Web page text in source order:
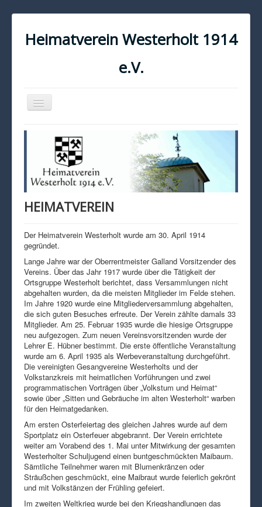
Heimatverein Westerholt 1914
e.V.
Navigation
an/aus
KONTAKT
IMPRESSUM
DATENSCHUTZ
HEIMATVEREIN
Der Heimatverein Westerholt wurde am 30. April 1914
gegründet.
Lange Jahre war der Oberrentmeister Galland Vorsitzender des
Vereins. Über das Jahr 1917 wurde über die Tätigkeit der
Ortsgruppe Westerholt berichtet, dass Versammlungen nicht
abgehalten wurden, da die meisten Mitglieder im Felde stehen.
Im Jahre 1920 wurde eine Mitgliederversammlung abgehalten,
die sich guten Besuches erfreute. Der Verein zählte damals 33
Mitglieder. Am 25. Februar 1935 wurde die hiesige Ortsgruppe
neu aufgezogen. Zum neuen Vereinsvorsitzenden wurde der
Lehrer E. Hübner bestimmt. Die erste öffentliche Veranstaltung
wurde am 6. April 1935 als Werbeveranstaltung durchgeführt.
Die vereinigten Gesangvereine Westerholts und der
Volkstanzkreis mit heimatlichen Vorführungen und zwei
programmatischen Vorträgen über „Volkstum und Heimat“
sowie über „Sitten und Gebräuche im alten Westerholt“ warben
für den Heimatgedanken.
Am ersten Osterfeiertag des gleichen Jahres wurde auf dem
Sportplatz ein Osterfeuer abgebrannt. Der Verein errichtete
weiter am Vorabend des 1. Mai unter Mitwirkung der gesamten
Westerholter Schuljugend einen buntgeschmückten Maibaum.
Sämtliche Teilnehmer waren mit Blumenkränzen oder
Sträußchen geschmückt, eine Maibraut wurde feierlich gekrönt
und mit Volkstänzen der Frühling gefeiert.
Im zweiten Weltkrieg wurde bei den Kriegshandlungen das